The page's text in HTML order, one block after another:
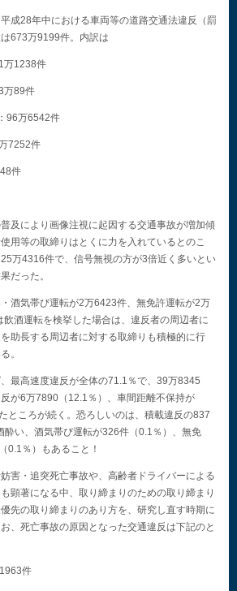
成28年中における車両等の道路交通法違反（罰
673万9199件。内訳は
万1238件
万89件
96万6542件
7252件
件
及により画像注視に起因する交通事故が増加傾
用等の取締りはとくに力を入れているとのこ
万4316件で、信号無視の方が3倍近く多いとい
だった。
酒気帯び運転が2万6423件、無免許運転が2万
酒運転を検挙した場合は、違反者の周辺者に
助長する周辺者に対する取締りも積極的に行
。
最高速度違反が全体の71.1％で、39万8345
が6万7890（12.1％）、車間距離不保持が
ところが続く。恐ろしいのは、積載違反の837
酔い、酒気帯び運転が326件（0.1％）、無免
0.1％）もあること！
害・追突死亡事故や、高齢者ドライバーによる
顕著になる中、取り締まりのための取り締まり
先の取り締まりのあり方を、研究し直す時期に
、死亡事故の原因となった交通違反は下記のと
件